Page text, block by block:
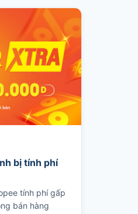
bị tính phí
tính phí gấp
bán hàng